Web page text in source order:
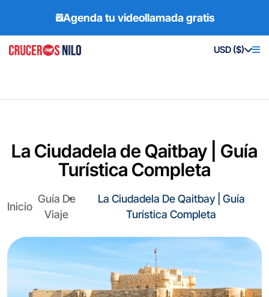
Agenda tu videollamada gratis
USD ($)
La Ciudadela de Qaitbay | Guía
Turística Completa
Inicio
Guía De
Viaje
La Ciudadela De Qaitbay | Guía
Turística Completa